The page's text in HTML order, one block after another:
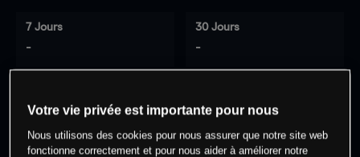
7 Jours
-
30 Jours
-
0% des clients ont une position à
cet actif
Votre vie privée est importante pour nous
Nous utilisons des cookies pour nous assurer que notre site web
fonctionne correctement et pour nous aider à améliorer notre